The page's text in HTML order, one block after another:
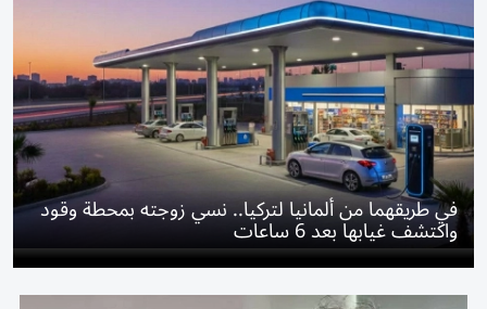
في طريقهما من ألمانيا لتركيا.. نسي زوجته بمحطة وقود
واكتشف غيابها بعد 6 ساعات